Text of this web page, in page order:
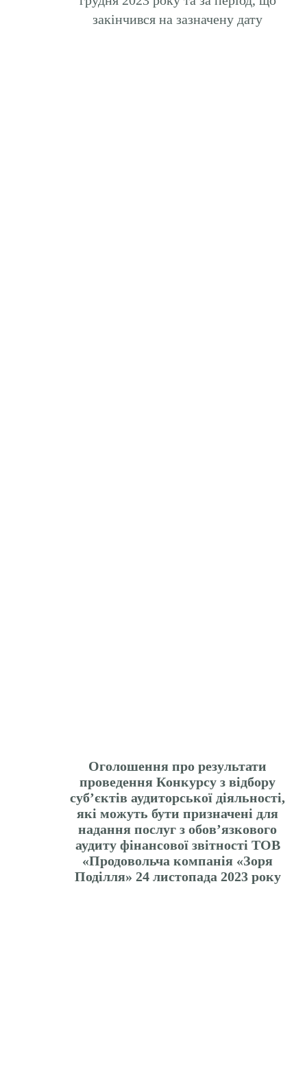
закінчився на зазначену дату
Оголошення про результати
проведення Конкурсу з відбору
суб’єктів аудиторської діяльності,
які можуть бути призначені для
надання послуг з обов’язкового
аудиту фінансової звітності ТОВ
«Продовольча компанія «Зоря
Поділля» 24 листопада 2023 року